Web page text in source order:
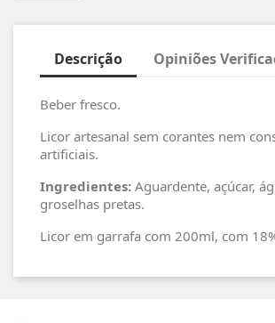
Descrição Opiniões
Beber fresco.
Licor artesanal sem corantes nem
artificiais.
Ingredientes: Aguardente, açúcar,
groselhas pretas.
Licor em garrafa com 200ml, com